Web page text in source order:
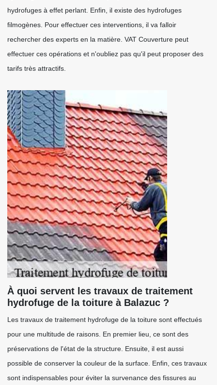
hydrofuges à effet perlant. Enfin, il existe des hydrofuges
filmogènes. Pour effectuer ces interventions, il va falloir
rechercher des experts en la matière. VAT Couverture peut
effectuer ces opérations et n'oubliez pas qu'il peut proposer des
tarifs très attractifs.
À quoi servent les travaux de traitement
hydrofuge de la toiture à Balazuc ?
Les travaux de traitement hydrofuge de la toiture sont effectués
pour une multitude de raisons. En premier lieu, ce sont des
préservations de l'état de la structure. Ensuite, il est aussi
possible de conserver la couleur de la surface. Enfin, ces travaux
sont indispensables pour éviter la survenance des fissures au